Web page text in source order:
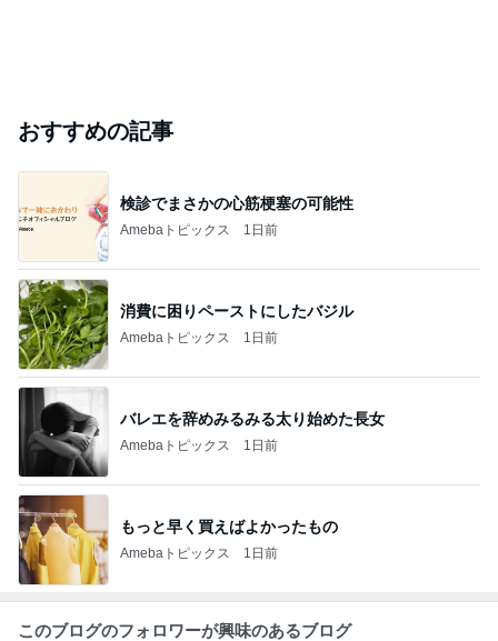
おすすめの記事
検診でまさかの心筋梗塞の可能性
Amebaトピックス 1日前
消費に困りペーストにしたバジル
Amebaトピックス 1日前
バレエを辞めみるみる太り始めた長女
Amebaトピックス 1日前
もっと早く買えばよかったもの
Amebaトピックス 1日前
このブログのフォロワーが興味のあるブログ